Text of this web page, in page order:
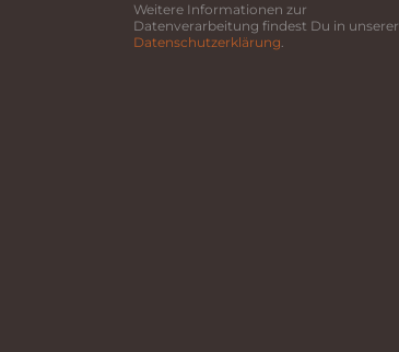
Weitere Informationen zur
Datenverarbeitung findest Du in unserer
Datenschutzerklärung.